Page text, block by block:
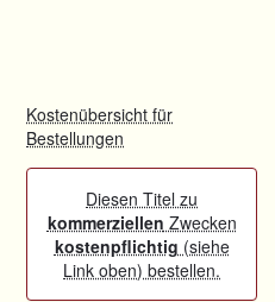
Kostenübersicht für
Bestellungen
Diesen Titel zu
kommerziellen Zwecken
kostenpflichtig (siehe
Link oben) bestellen.